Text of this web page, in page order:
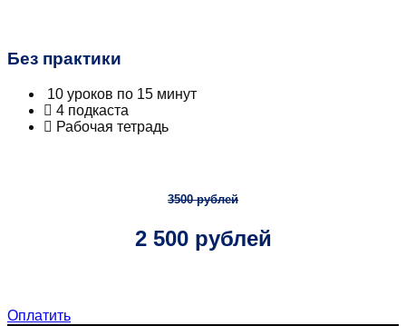
Без практики
10 уроков по 15 минут
4 подкаста
Рабочая тетрадь
3500 рублей
2 500 рублей
Оплатить